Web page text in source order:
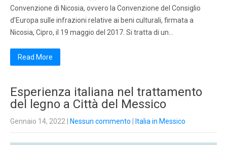
Convenzione di Nicosia, ovvero la Convenzione del Consiglio
d’Europa sulle infrazioni relative ai beni culturali, firmata a
Nicosia, Cipro, il 19 maggio del 2017. Si tratta di un…
Read More
Esperienza italiana nel trattamento
del legno a Città del Messico
Gennaio 14, 2022 Nessun commento Italia in Messico